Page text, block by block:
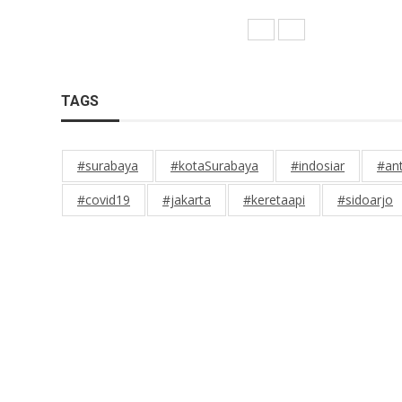
TAGS
#surabaya #kotaSurabaya #indosiar
#covid19
#jakarta #keretaapi #sidoarjo